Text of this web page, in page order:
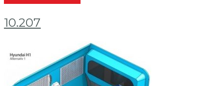
10.207